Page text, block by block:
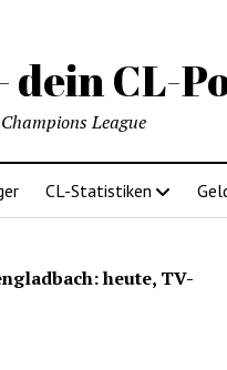
dein CL-
League
CL-Statistiken
heute, TV-